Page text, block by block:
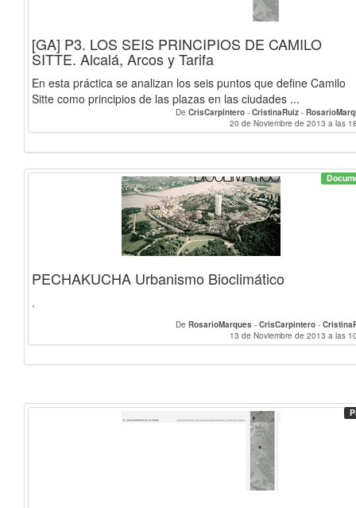
[GA] P3. LOS SEIS PRINCIPIOS DE CAMILO
SITTE. Alcalá, Arcos y Tarifa
En esta práctica se analizan los seis puntos que define Camilo
Sitte como principios de las plazas en las ciudades ...
De CrisCarpintero - CristinaRuiz -
20 de Noviembre de 2013 a las
PECHAKUCHA Urbanismo Bioclimático
.
De RosarioMarques - CrisCarpintero -
13 de Noviembre de 2013 a las